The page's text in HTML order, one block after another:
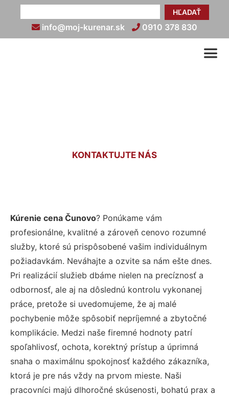
HĽADAŤ
info@moj-kurenar.sk 0910 378 830
KONTAKTUJTE NÁS
Kúrenie cena Čunovo? Ponúkame vám
profesionálne, kvalitné a zároveň cenovo rozumné
služby, ktoré sú prispôsobené vašim individuálnym
požiadavkám. Neváhajte a ozvite sa nám ešte dnes.
Pri realizácií služieb dbáme nielen na precíznosť a
odbornosť, ale aj na dôslednú kontrolu vykonanej
práce, pretože si uvedomujeme, že aj malé
pochybenie môže spôsobiť nepríjemné a zbytočné
komplikácie. Medzi naše firemné hodnoty patrí
spoľahlivosť, ochota, korektný prístup a úprimná
snaha o maximálnu spokojnosť každého zákazníka,
ktorá je pre nás vždy na prvom mieste. Naši
pracovníci majú dlhoročné skúsenosti, bohatú prax a